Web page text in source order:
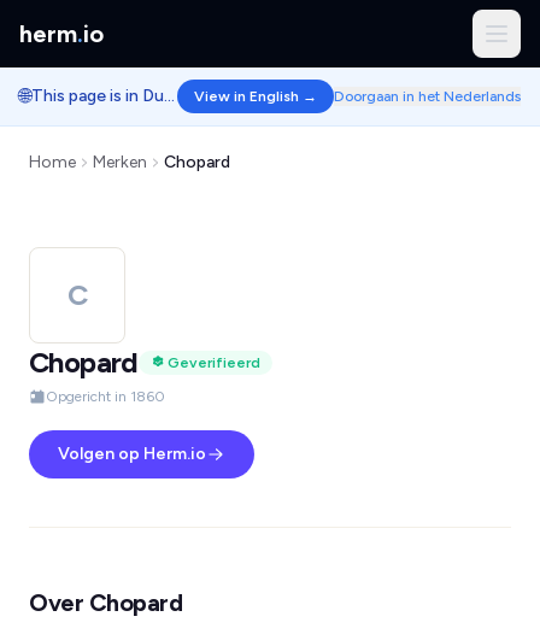
herm.io
🌐 This page is in Dutch. View in English → Doorgaan in het Nederlands
Home Merken Chopard
C
Chopard
Geverifieerd
Opgericht in 1860
Volgen op Herm.io
Over Chopard